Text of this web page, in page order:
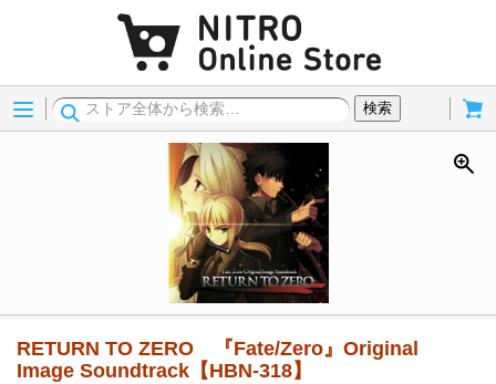
Menu
検索
RETURN TO ZERO 『Fate/Zero』Original
Image Soundtrack【HBN-318】